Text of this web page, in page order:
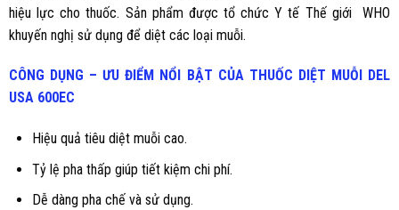
hiệu lực cho thuốc. Sản phẩm được tổ chức Y tế Thế giới WHO
khuyến nghị sử dụng để diệt các loại muỗi.
CÔNG DỤNG – ƯU ĐIỂM NỔI BẬT CỦA THUỐC DIỆT MUỖI
DEL
USA 600EC
Hiệu quả tiêu diệt muỗi cao.
Tỷ lệ pha thấp giúp tiết kiệm chi phí.
Dễ dàng pha chế và sử dụng.